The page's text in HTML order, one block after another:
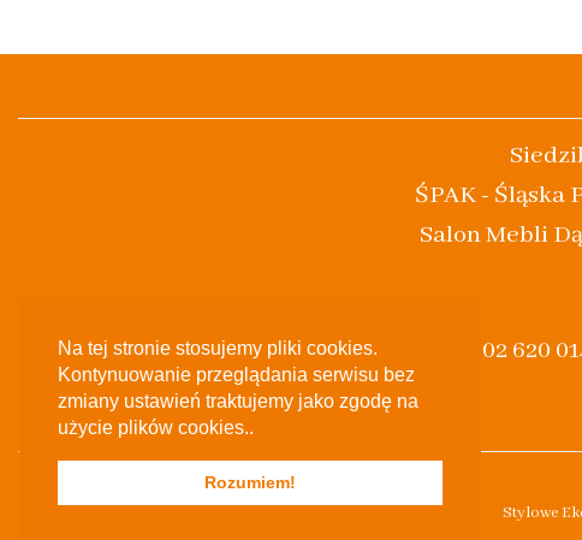
Na tej stronie stosujemy pliki cookies.
Kontynuowanie przeglądania serwisu bez
zmiany ustawień traktujemy jako zgodę na
użycie plików cookies..
Rozumiem!
ŚPAK -
Salon Mebli
(+48) 502 620
Stylowe